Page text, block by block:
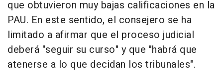
que obtuvieron muy bajas calificaciones en la
PAU. En este sentido, el consejero se ha
limitado a afirmar que el proceso judicial
deberá "seguir su curso" y que "habrá que
atenerse a lo que decidan los tribunales".